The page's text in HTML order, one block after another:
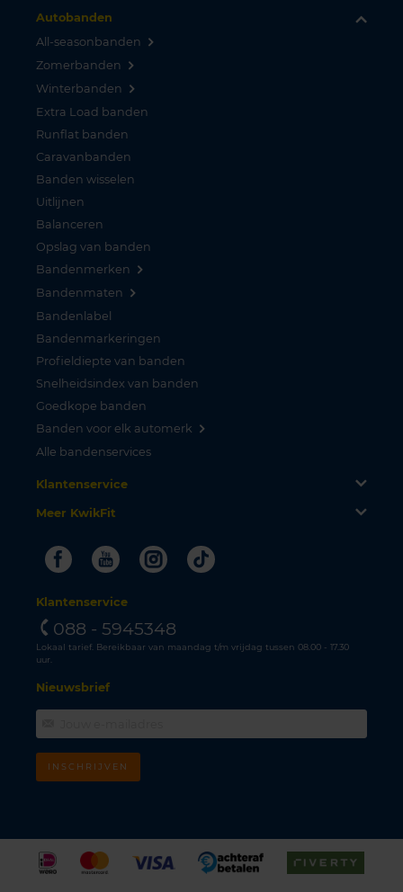
Autobanden
All-seasonbanden
Zomerbanden
Winterbanden
Extra Load banden
Runflat banden
Caravanbanden
Banden wisselen
Uitlijnen
Balanceren
Opslag van banden
Bandenmerken
Bandenmaten
Bandenlabel
Bandenmarkeringen
Profieldiepte van banden
Snelheidsindex van banden
Goedkope banden
Banden voor elk automerk
Alle bandenservices
Klantenservice
Meer KwikFit
FacebookYoutubeInstagram
Tiktok
Klantenservice
088 - 5945348
Lokaal tarief. Bereikbaar van maandag t/m vrijdag tussen 08.00 - 17.30
uur.
Nieuwsbrief
INSCHRIJVEN